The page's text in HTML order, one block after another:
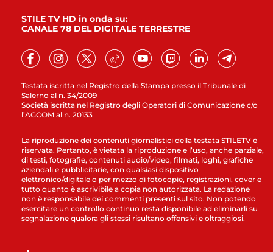
Testata iscritta nel Registro della Stampa presso il Tribunale di
Salerno al n. 34/2009
Società iscritta nel Registro degli Operatori di Comunicazione c/o
l’AGCOM al n. 20133
STILE TV HD in onda su:
CANALE 78 DEL DIGITALE TERRESTRE
La riproduzione dei contenuti giornalistici della testata STILETV è
riservata. Pertanto, è vietata la riproduzione e l’uso, anche parziale,
di testi, fotografie, contenuti audio/video, filmati, loghi, grafiche
aziendali e pubblicitarie, con qualsiasi dispositivo
elettronico/digitale o per mezzo di fotocopie, registrazioni, cover e
tutto quanto è ascrivibile a copia non autorizzata. La redazione
non è responsabile dei commenti presenti sul sito. Non potendo
esercitare un controllo continuo resta disponibile ad eliminarli su
segnalazione qualora gli stessi risultano offensivi e oltraggiosi.